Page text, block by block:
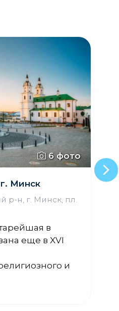
6 фото
Минск
р-н, г. Минск, пл.
в
еще в XVI
и